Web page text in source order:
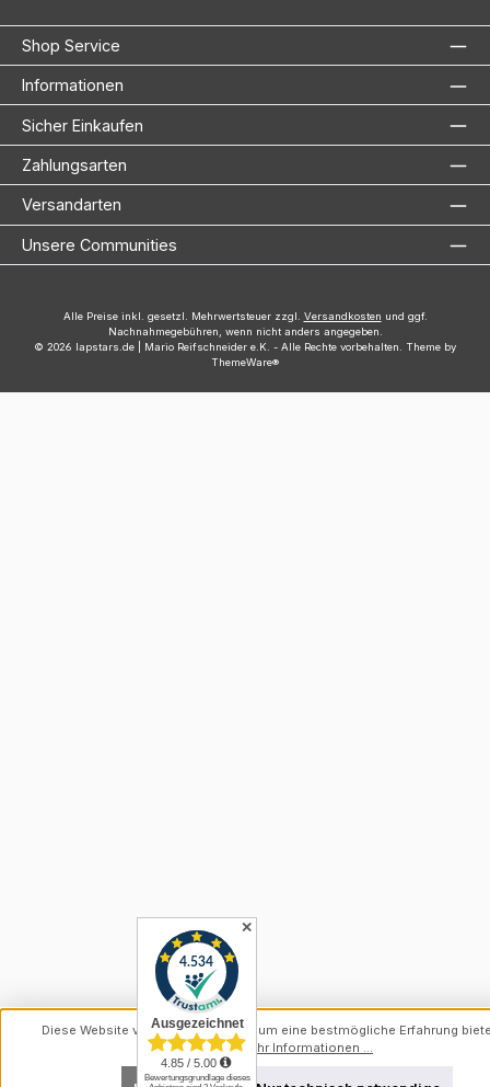
Shop Service
Informationen
Sicher Einkaufen
Zahlungsarten
Versandarten
Unsere Communities
Alle Preise inkl. gesetzl. Mehrwertsteuer zzgl. Versandkosten und ggf.
Nachnahmegebühren, wenn nicht anders angegeben.
© 2026 lapstars.de | Mario Reifschneider e.K. - Alle Rechte vorbehalten. Theme by
ThemeWare®
✕
Diese Website verwendet Cookies, um eine bestmögliche Erfahrung
können.Mehr Informationen ...